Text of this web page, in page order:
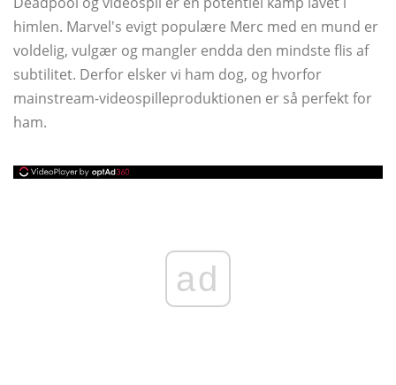
himlen. Marvel's evigt populære Merc med en mund er
voldelig, vulgær og mangler endda den mindste flis af
subtilitet. Derfor elsker vi ham dog, og hvorfor
mainstream-videospilleproduktionen er så perfekt for
ham.
ad